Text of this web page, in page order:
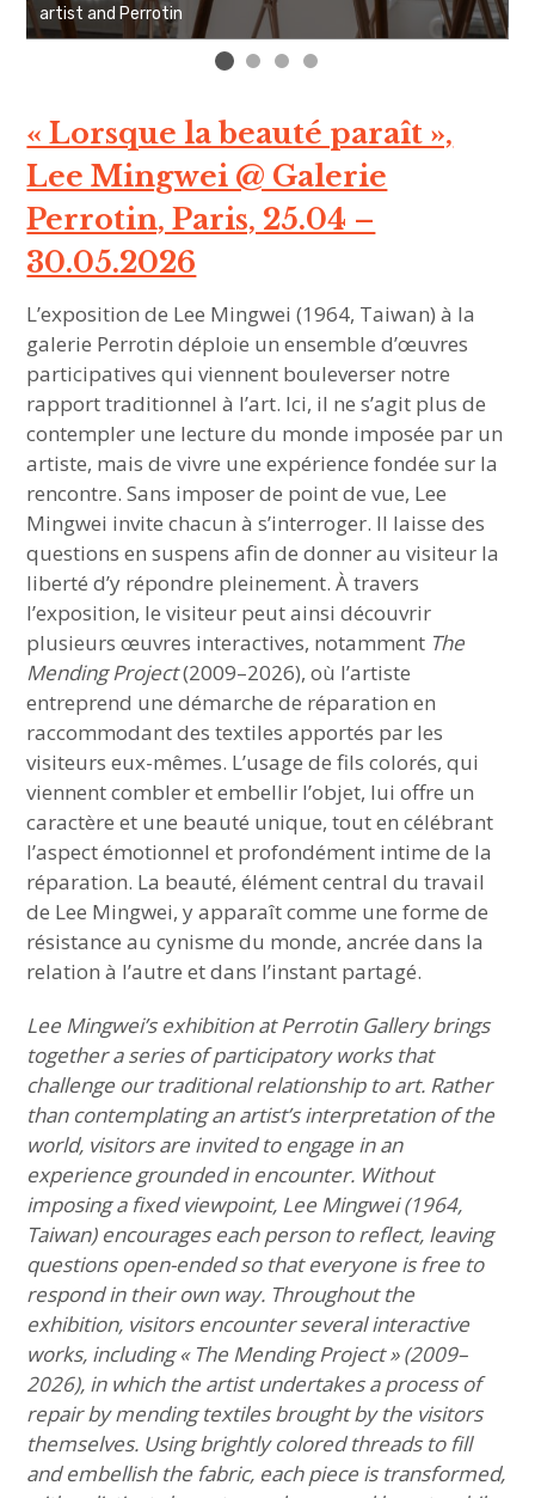
artist and Perrotin
« Lorsque la beauté paraît »,
Lee Mingwei @ Galerie
Perrotin, Paris, 25.04 –
30.05.2026
L’exposition de Lee Mingwei (1964, Taiwan) à la
galerie Perrotin déploie un ensemble d’œuvres
participatives qui viennent bouleverser notre
rapport traditionnel à l’art. Ici, il ne s’agit plus de
contempler une lecture du monde imposée par un
artiste, mais de vivre une expérience fondée sur la
rencontre. Sans imposer de point de vue, Lee
Mingwei invite chacun à s’interroger. Il laisse des
questions en suspens afin de donner au visiteur la
liberté d’y répondre pleinement. À travers
l’exposition, le visiteur peut ainsi découvrir
plusieurs œuvres interactives, notamment The
Mending Project(2009–2026), où l’artiste
entreprend une démarche de réparation en
raccommodant des textiles apportés par les
visiteurs eux-mêmes. L’usage de fils colorés, qui
viennent combler et embellir l’objet, lui offre un
caractère et une beauté unique, tout en célébrant
l’aspect émotionnel et profondément intime de la
réparation. La beauté, élément central du travail
de Lee Mingwei, y apparaît comme une forme de
résistance au cynisme du monde, ancrée dans la
relation à l’autre et dans l’instant partagé.
Lee Mingwei’s exhibition at Perrotin Gallery brings
together a series of participatory works that
challenge our traditional relationship to art. Rather
than contemplating an artist’s interpretation of the
world, visitors are invited to engage in an
experience grounded in encounter. Without
imposing a fixed viewpoint, Lee Mingwei (1964,
Taiwan) encourages each person to reflect, leaving
questions open-ended so that everyone is free to
respond in their own way. Throughout the
exhibition, visitors encounter several interactive
works, including « The Mending Project » (2009–
2026), in which the artist undertakes a process of
repair by mending textiles brought by the visitors
themselves. Using brightly colored threads to fill
and embellish the fabric, each piece is transformed,